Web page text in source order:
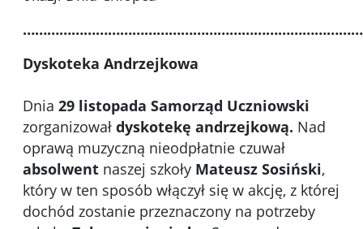
Dyskoteka Andrzejkowa
Dnia 29 listopada Samorząd Uczniowski
zorganizował dyskotekę andrzejkową. Nad
oprawą muzyczną nieodpłatnie czuwał
absolwent naszej szkoły Mateusz Sosiński,
który w ten sposób włączył się w akcję, z której
dochód zostanie przeznaczony na potrzeby